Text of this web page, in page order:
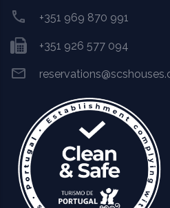
+351 969 870 991
+351 926 577 094